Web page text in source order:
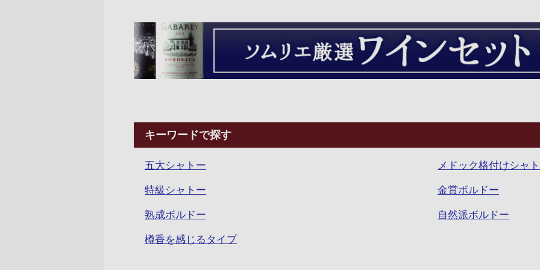
キーワードで探す
五大シャトー メドック格付けシャ
特級シャトー 金賞ボルドー
熟成ボルドー 自然派ボルドー
樽香を感じるタイプ